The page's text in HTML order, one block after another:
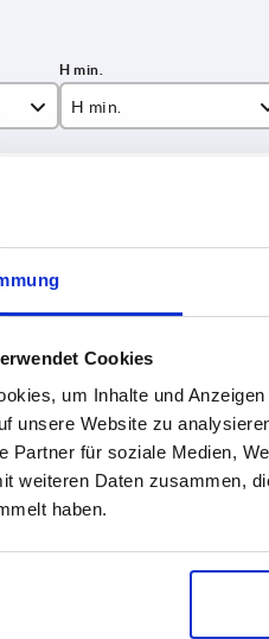
Cookies
um Inhalte und
unsere Website zu
Partner für soziale Medien,
weiteren Daten zusammen,
haben.
H min.
4,5
max.
13,5 5 0,6
1
1